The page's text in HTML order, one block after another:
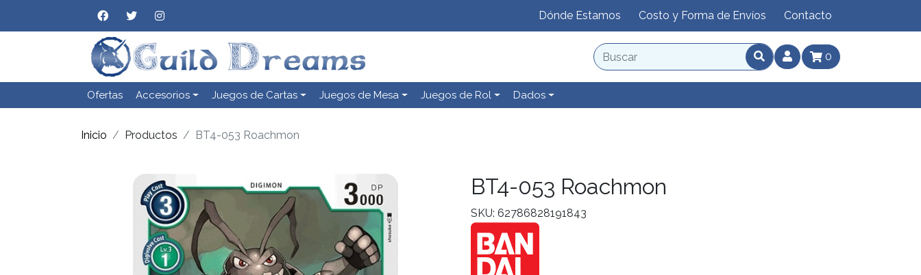
Dónde Estamos Costo y Forma de Envíos Contacto
0
Ofertas Accesorios Juegos de Cartas Juegos de Mesa Juegos de Rol Dados
Inicio Productos BT4-053 Roachmon
BT4-053 Roachmon
SKU: 62786828191843